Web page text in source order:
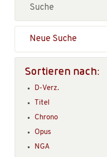
Neue Suche
Sortieren nach:
D-Verz.
Titel
Chrono
Opus
NGA